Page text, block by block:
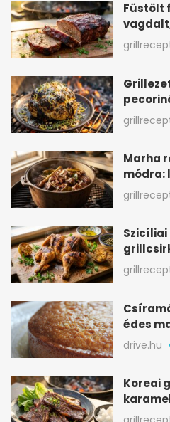
Füstölt
BBQ
Marha
módra:
igazán
édes
drive.hu
Koreai